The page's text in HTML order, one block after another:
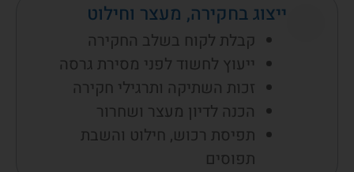
ייצוג בחקירה, מעצר וחילוט
קבלת לקוח בשלב החקירה
ייעוץ לחשוד לפני מסירת גרסה
זכות השתיקה ותרגילי חקירה
הכנה לדיון מעצר ושחרור
תפיסת רכוש, חילוט והשבת
תפוסים